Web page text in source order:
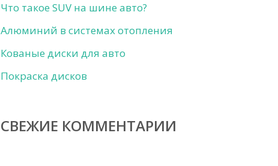
Что такое SUV на шине авто?
Алюминий в системах отопления
Кованые диски для авто
Покраска дисков
СВЕЖИЕ КОММЕНТАРИИ